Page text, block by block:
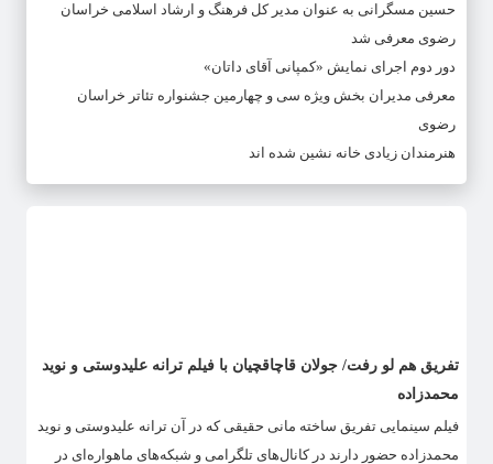
حسین مسگرانی به عنوان مدیر کل فرهنگ و ارشاد اسلامی خراسان
رضوی معرفی شد
دور دوم اجرای نمایش «کمپانی آقای داتان»
معرفی مدیران بخش ویژه سی و چهارمین جشنواره تئاتر خراسان
رضوی
هنرمندان زیادی خانه نشین شده اند
تفریق هم لو رفت/ جولان قاچاقچیان با فیلم ترانه علیدوستی و نوید
محمدزاده
فیلم سینمایی تفریق ساخته مانی حقیقی که در آن ترانه علیدوستی و نوید
محمدزاده حضور دارند در کانال‌های تلگرامی و شبکه‌های ماهواره‌ای در